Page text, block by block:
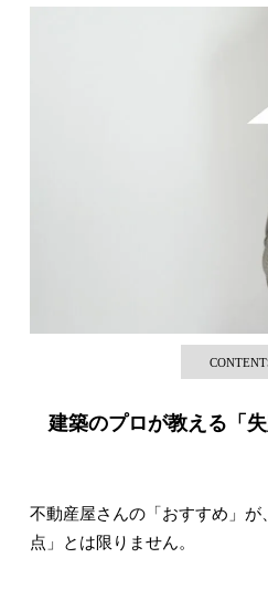
建築のプロが教える「
不動産屋さんの「おすすめ」
点」とは限りません。